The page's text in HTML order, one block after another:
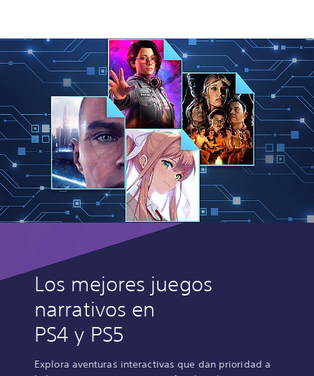
Los mejores juegos
narrativos en
PS4 y PS5
Explora aventuras interactivas que dan prioridad a